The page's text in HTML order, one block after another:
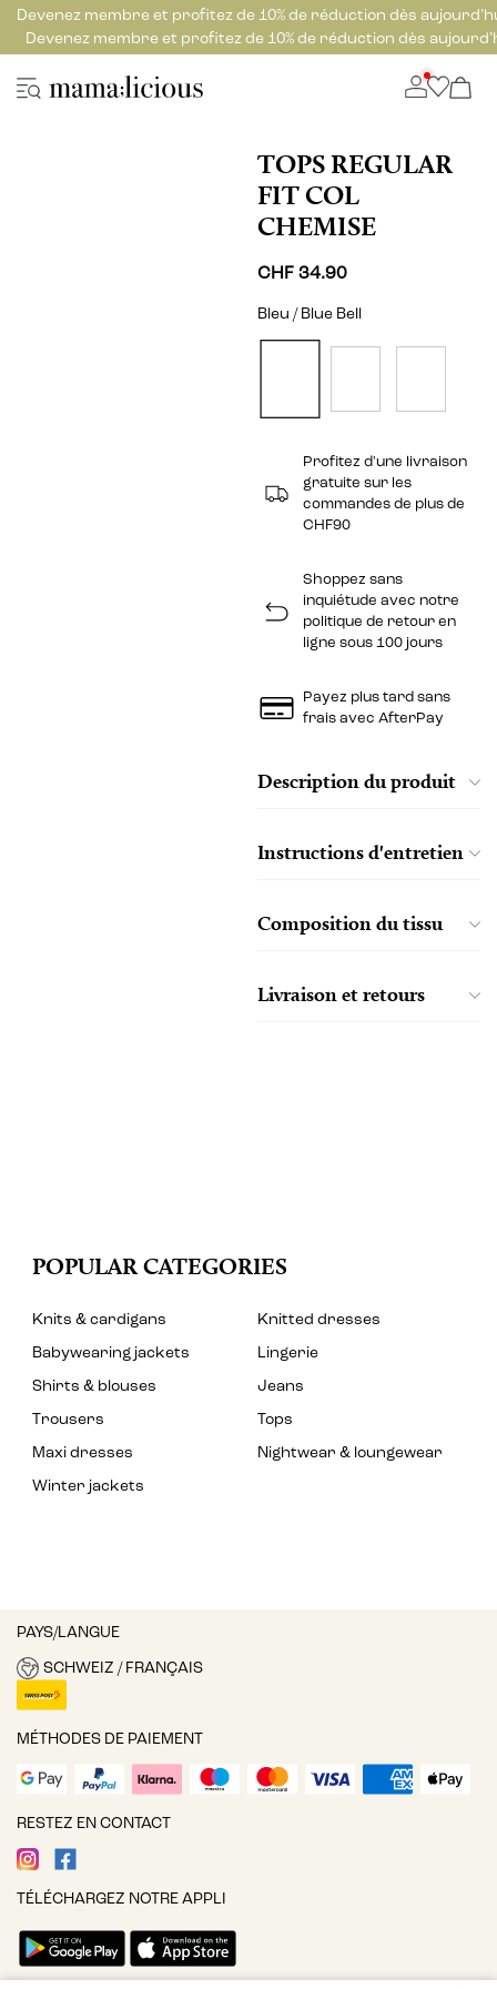
Devenez membre et profitez de 10% de réduction dès
Devenez membre et profitez de 10% de réduction dès
TOPS REGULAR
FIT COL
CHEMISE
CHF 34.90
Bleu / Blue Bell
Profitez d'une livraison
gratuite sur les
commandes de plus de
CHF90
Shoppez sans
inquiétude avec notre
politique de retour en
ligne sous 100 jours
Payez plus tard sans
frais avec AfterPay
Description du produit
Instructions d'entretien
Composition du tissu
Livraison et retours
POPULAR CATEGORIES
Knits & cardigans
Knitted dresses
Babywearing jackets
Lingerie
Shirts & blouses
Jeans
Trousers
Tops
Maxi dresses
Nightwear & loungewear
Winter jackets
PAYS/LANGUE
SCHWEIZ / FRANÇAIS
MÉTHODES DE PAIEMENT
RESTEZ EN CONTACT
TÉLÉCHARGEZ NOTRE APPLI